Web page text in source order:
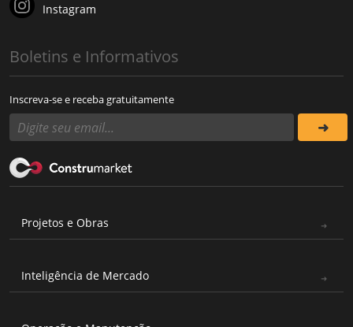
Instagram
Boletins e Informativos
Inscreva-se e receba gratuitamente
Projetos e Obras
Inteligência de Mercado